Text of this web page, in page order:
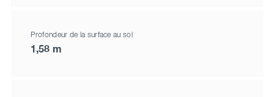
Profondeur de la surface au sol
1,58 m